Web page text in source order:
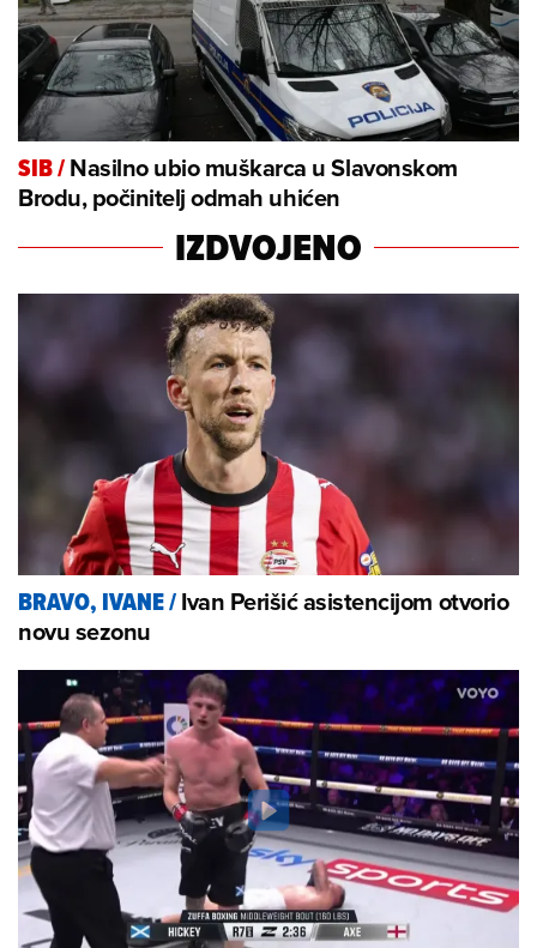
SIB/Nasilno ubio muškarca u Slavonskom
Brodu, počinitelj odmah uhićen
IZDVOJENO
BRAVO, IVANE/Ivan Perišić asistencijom otvorio
novu sezonu